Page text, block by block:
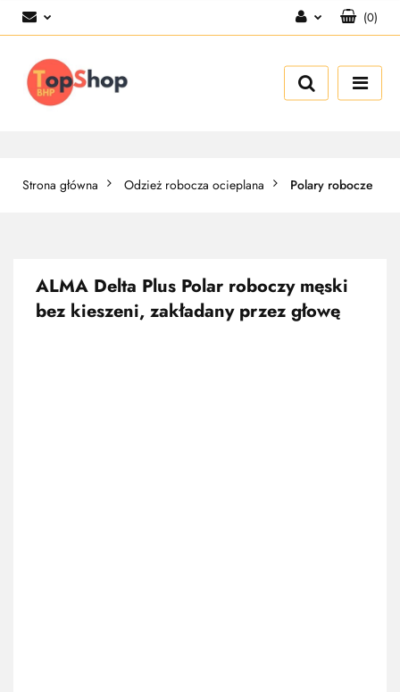
Zarejestruj się
(0)
Strona główna Odzież robocza ocieplana Polary robocze
ALMA Delta Plus Polar roboczy męski
bez kieszeni, zakładany przez głowę